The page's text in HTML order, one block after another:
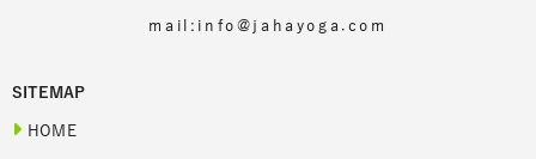
mail:info@jahayoga.com
SITEMAP
HOME